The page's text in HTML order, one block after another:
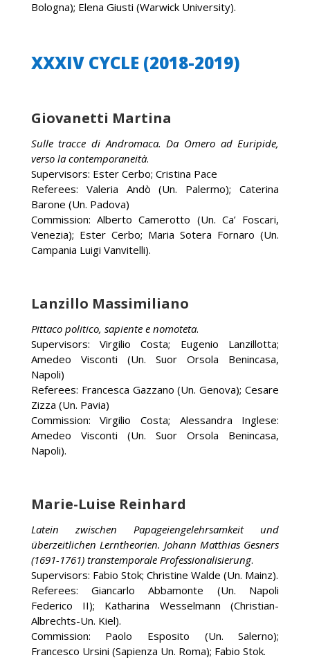
Bologna); Elena Giusti (Warwick University).
XXXIV CYCLE (2018-2019)
Giovanetti Martina
Sulle tracce di Andromaca. Da Omero ad Euripide,
verso la contemporaneità.
Supervisors: Ester Cerbo; Cristina Pace
Referees: Valeria Andò (Un. Palermo); Caterina
Barone (Un. Padova)
Commission: Alberto Camerotto (Un. Ca’ Foscari,
Venezia); Ester Cerbo; Maria Sotera Fornaro (Un.
Campania Luigi Vanvitelli).
Lanzillo Massimiliano
Pittaco politico, sapiente e nomoteta.
Supervisors: Virgilio Costa; Eugenio Lanzillotta;
Amedeo Visconti (Un. Suor Orsola Benincasa,
Napoli)
Referees: Francesca Gazzano (Un. Genova); Cesare
Zizza (Un. Pavia)
Commission: Virgilio Costa; Alessandra Inglese:
Amedeo Visconti (Un. Suor Orsola Benincasa,
Napoli).
Marie-Luise Reinhard
Latein zwischen Papageiengelehrsamkeit und
überzeitlichen Lerntheorien. Johann Matthias Gesners
(1691-1761) transtemporale Professionalisierung.
Supervisors: Fabio Stok; Christine Walde (Un. Mainz).
Referees: Giancarlo Abbamonte (Un. Napoli
Federico II); Katharina Wesselmann (Christian-
Albrechts-Un. Kiel).
Commission: Paolo Esposito (Un. Salerno);
Francesco Ursini (Sapienza Un. Roma); Fabio Stok.